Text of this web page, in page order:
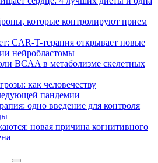
которые контролируют прием
CAR-T-терапия открывает новые
нейробластомы
BCAA в метаболизме скелетных
как человечеству
пандемии
одно введение для контроля
новая причина когнитивного